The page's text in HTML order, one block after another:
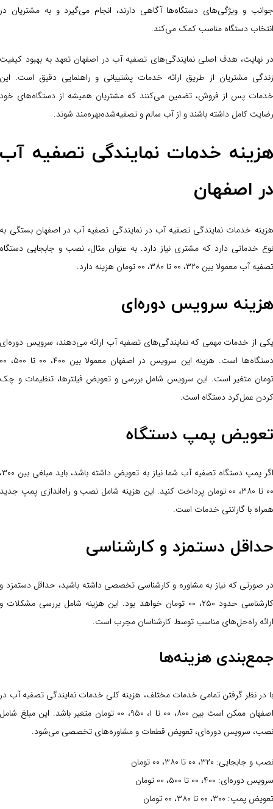
جوانب و ویژگی‌های دستگاه‌ها آگاهی دارند، انجام می‌گیرد و به مشتریان در
انتخاب دستگاه مناسب کمک می‌کند.
در نهایت، هدف اصلی نمایندگی‌های تصفیه آب در اصفهان تعهد به بهبود کیفیت
زندگی مشتریان از طریق ارائه خدمات پشتیبانی و راهنمایی دقیق است. این
خدمات پس از فروش، تضمین می‌کنند که مشتریان همیشه از دستگاه‌های خود
رضایت کامل داشته باشند و از آب سالم و تصفیه‌شده‌بهره‌مند شوند.
هزینه خدمات نمایندگی تصفیه آب
در اصفهان
هزینه خدمات نمایندگی تصفیه آب در نمایندگی تصفیه آب در اصفهان بستگی به
نوع خدماتی دارد که مشتری نیاز دارد. به عنوان مثال، نصب و جابجایی دستگاه
تصفیه آب معمولا بین ۳۲۰، ۰۰ تا ۳۸۰، ۰۰ تومان هزینه دارد.
هزینه سرویس دوره‌ای
یکی از خدمات مهمی که نمایندگی‌های تصفیه آب ارائه می‌دهند، سرویس دوره‌ای
دستگاه‌ها است. هزینه این سرویس در اصفهان معمولا بین ۴۰۰، ۰۰ تا ۵۰۰، ۰۰
تومان متغیر است. این سرویس شامل بررسی و تعویض فیلترها، تنظیمات و چک
کردن عمل‌کرد دستگاه است.
تعویض پمپ دستگاه
اگر پمپ دستگاه تصفیه آب شما نیاز به تعویض داشته باشد، باید مبلغی بین ۳۰۰،
۰۰ تا ۳۸۰، ۰۰ تومان پرداخت کنید. این هزینه شامل نصب و راه‌اندازی پمپ جدید
همراه با گارانتی خدمات است.
حداقل دستمزد و کارشناسی
در صورتی که نیاز به مشاوره و کارشناسی تخصصی داشته باشید، حداقل دستمزد و
کارشناسی حدود ۲۵۰، ۰۰ تومان خواهد بود. این هزینه شامل بررسی مشکلات و
ارائه راه‌حل‌های مناسب توسط کارشناسان مجرب است.
جمع‌بندی هزینه‌ها
با در نظر گرفتن تمامی خدمات مختلف، هزینه کلی خدمات نمایندگی تصفیه آب در
اصفهان ممکن است بین ۸۰۰، ۰۰ تا ۱، ۹۵۰، ۰۰ تومان متغیر باشد. این مبلغ شامل
نصب، سرویس دوره‌ای، تعویض قطعات و مشاوره‌های تخصصی می‌شود.
نصب و جابجایی: ۳۲۰، ۰۰ تا ۳۸۰، ۰۰ تومان
سرویس دوره‌ای: ۴۰۰، ۰۰ تا ۵۰۰، ۰۰ تومان
تعویض پمپ: ۳۰۰، ۰۰ تا ۳۸۰، ۰۰ تومان